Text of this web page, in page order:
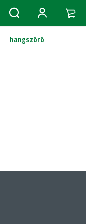
| hangszóró